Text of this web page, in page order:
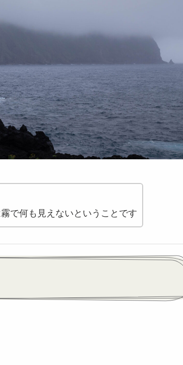
で何も見えないということです